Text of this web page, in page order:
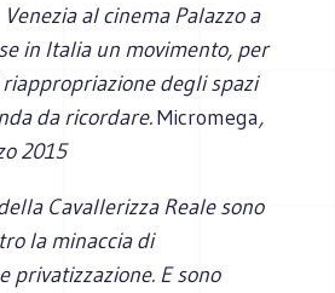
Venezia al cinema Palazzo a
in Italia un movimento, per
degli spazi
da ricordare.Micromega,
2015
Cavallerizza Reale sono
la minaccia di
privatizzazione. E sono